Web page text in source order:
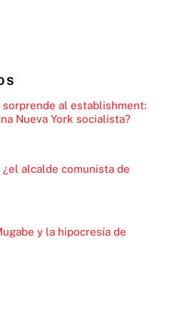
sorprende al establishment:
Nueva York socialista?
¿el alcalde comunista de
y la hipocresía de